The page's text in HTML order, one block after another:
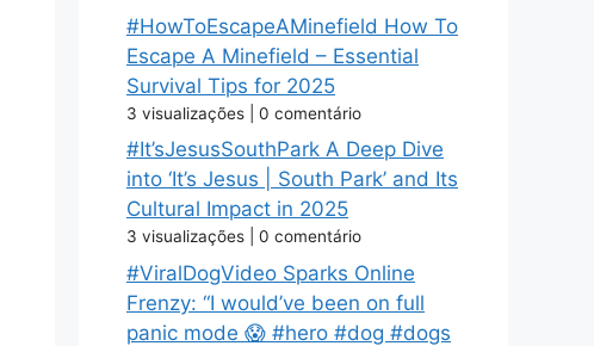
#HowToEscapeAMinefield How To
Escape A Minefield – Essential
Survival Tips for 2025
3 visualizações 0 comentário
#It’sJesusSouthPark A Deep Dive
into ‘It’s Jesus | South Park’ and Its
Cultural Impact in 2025
3 visualizações 0 comentário
#ViralDogVideo Sparks Online
Frenzy: “I would’ve been on full
panic mode 😱 #hero #dog #dogs